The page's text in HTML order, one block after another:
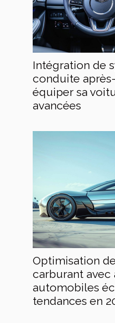
Intégration de
conduite
équiper sa
avancées
Optimisation
carburant avec
automobiles
tendances en